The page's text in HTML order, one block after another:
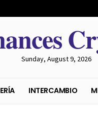
Sunday, August 9, 2026